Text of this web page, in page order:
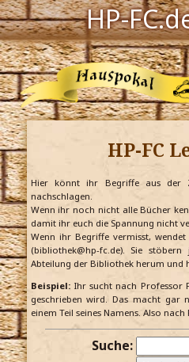
HP-
Navigation
Harry Potter
Der HP-FC
Hogwarts
Zauberwelt
Willkommen
Jetzt Fanclub-
HP-FC
Hier könnt ihr Begriffe aus der
nachschlagen.
Wenn ihr noch nicht alle Bücher
damit ihr euch die Spannung nicht
Wenn ihr Begriffe vermisst,
(bibliothek@hp-fc.de). Sie
Abteilung der Bibliothek herum und
Beispiel:Ihr sucht nach Professor
geschrieben wird. Das macht gar
einem Teil seines Namens. Also
Suche: